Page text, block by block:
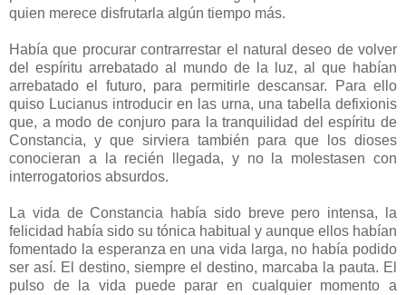
quien merece disfrutarla algún tiempo más.
Había que procurar contrarrestar el natural deseo de volver
del espíritu arrebatado al mundo de la luz, al que habían
arrebatado el futuro, para permitirle descansar. Para ello
quiso Lucianus introducir en las urna, una tabella defixionis
que, a modo de conjuro para la tranquilidad del espíritu de
Constancia, y que sirviera también para que los dioses
conocieran a la recién llegada, y no la molestasen con
interrogatorios absurdos.
La vida de Constancia había sido breve pero intensa, la
felicidad había sido su tónica habitual y aunque ellos habían
fomentado la esperanza en una vida larga, no había podido
ser así. El destino, siempre el destino, marcaba la pauta. El
pulso de la vida puede parar en cualquier momento a